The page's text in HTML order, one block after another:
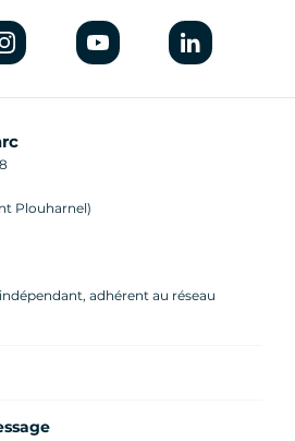
Plouharnel)
adhérent au réseau